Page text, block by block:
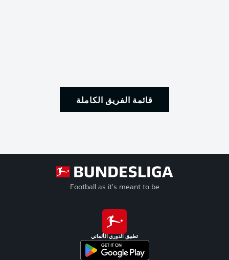
قائمة الفريق الكاملة
Football as it's meant to be
تطبيق الدوري الألماني